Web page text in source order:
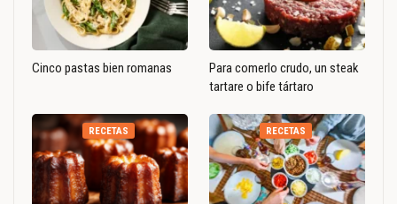
Cinco pastas bien romanas
Para comerlo crudo, un steak
tartare o bife tártaro
RECETAS RECETAS